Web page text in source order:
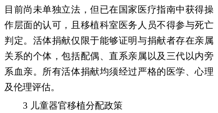
目前尚未单独立法，但已在国家医疗指南中获得操
作层面的认可，且移植科室医务人员不得参与死亡
判定。 活体捐献仅限于能够证明与捐献者存在亲属
关系的个体，包括配偶、直系亲属以及三代以内旁
系血亲。所有活体捐献均须经过严格的医学、心理
及伦理评估。
3 儿童器官移植分配政策